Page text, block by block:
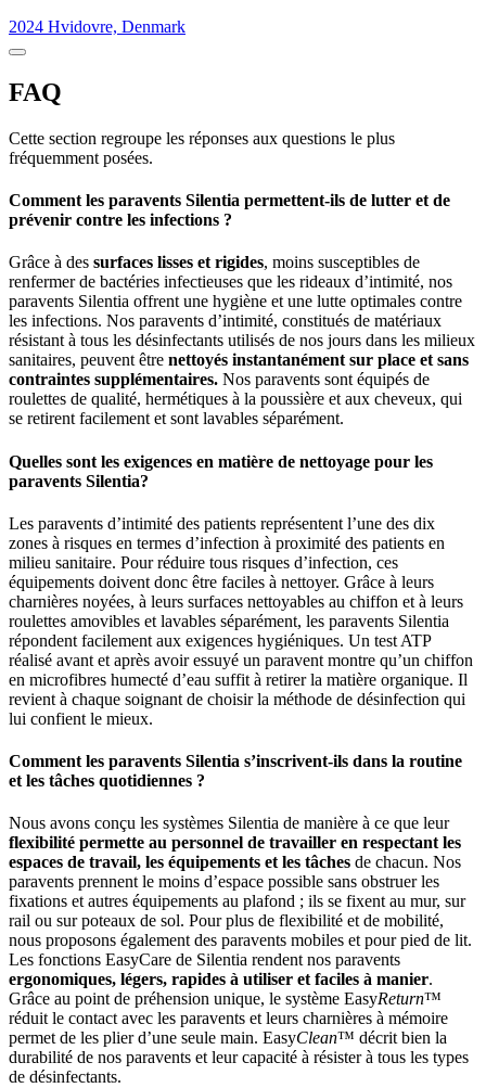
2024 Hvidovre, Denmark
FAQ
Cette section regroupe les réponses aux questions le plus
fréquemment posées.
Comment les paravents Silentia permettent-ils de lutter et de
prévenir contre les infections ?
Grâce à des surfaces lisses et rigides, moins susceptibles de
renfermer de bactéries infectieuses que les rideaux d’intimité, nos
paravents Silentia offrent une hygiène et une lutte optimales contre
les infections. Nos paravents d’intimité, constitués de matériaux
résistant à tous les désinfectants utilisés de nos jours dans les milieux
sanitaires, peuvent être nettoyés instantanément sur place et sans
contraintes supplémentaires. Nos paravents sont équipés de
roulettes de qualité, hermétiques à la poussière et aux cheveux, qui
se retirent facilement et sont lavables séparément.
Quelles sont les exigences en matière de nettoyage pour les
paravents Silentia?
Les paravents d’intimité des patients représentent l’une des dix
zones à risques en termes d’infection à proximité des patients en
milieu sanitaire. Pour réduire tous risques d’infection, ces
équipements doivent donc être faciles à nettoyer. Grâce à leurs
charnières noyées, à leurs surfaces nettoyables au chiffon et à leurs
roulettes amovibles et lavables séparément, les paravents Silentia
répondent facilement aux exigences hygiéniques. Un test ATP
réalisé avant et après avoir essuyé un paravent montre qu’un chiffon
en microfibres humecté d’eau suffit à retirer la matière organique. Il
revient à chaque soignant de choisir la méthode de désinfection qui
lui confient le mieux.
Comment les paravents Silentia s’inscrivent-ils dans la routine
et les tâches quotidiennes ?
Nous avons conçu les systèmes Silentia de manière à ce que leur
flexibilité permette au personnel de travailler en respectant les
espaces de travail, les équipements et les tâches de chacun. Nos
paravents prennent le moins d’espace possible sans obstruer les
fixations et autres équipements au plafond ; ils se fixent au mur, sur
rail ou sur poteaux de sol. Pour plus de flexibilité et de mobilité,
nous proposons également des paravents mobiles et pour pied de lit.
Les fonctions EasyCare de Silentia rendent nos paravents
ergonomiques, légers, rapides à utiliser et faciles à manier.
Grâce au point de préhension unique, le système EasyReturn™
réduit le contact avec les paravents et leurs charnières à mémoire
permet de les plier d’une seule main. EasyClean™ décrit bien la
durabilité de nos paravents et leur capacité à résister à tous les types
de désinfectants.